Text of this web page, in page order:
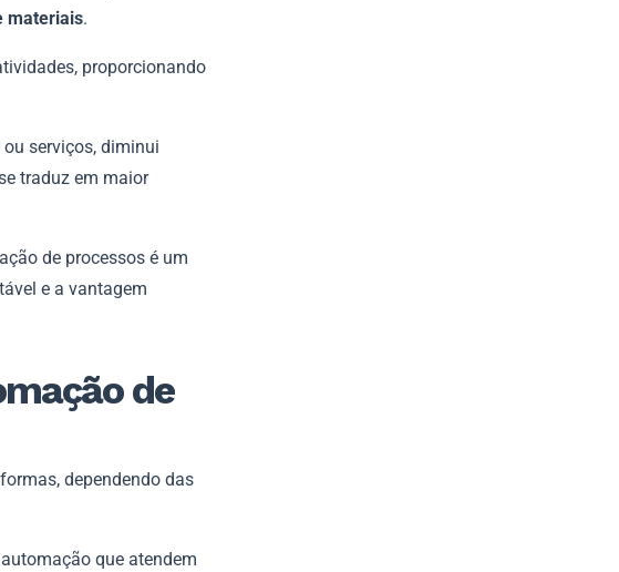
materiais.
proporcionando
serviços, diminui
traduz em maior
de processos é um
e a vantagem
de
dependendo das
que atendem